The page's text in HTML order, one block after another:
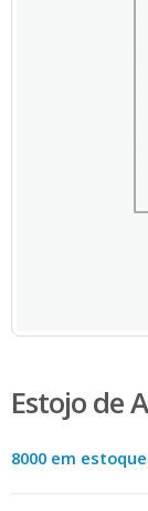
Estojo de
8000 em estoque